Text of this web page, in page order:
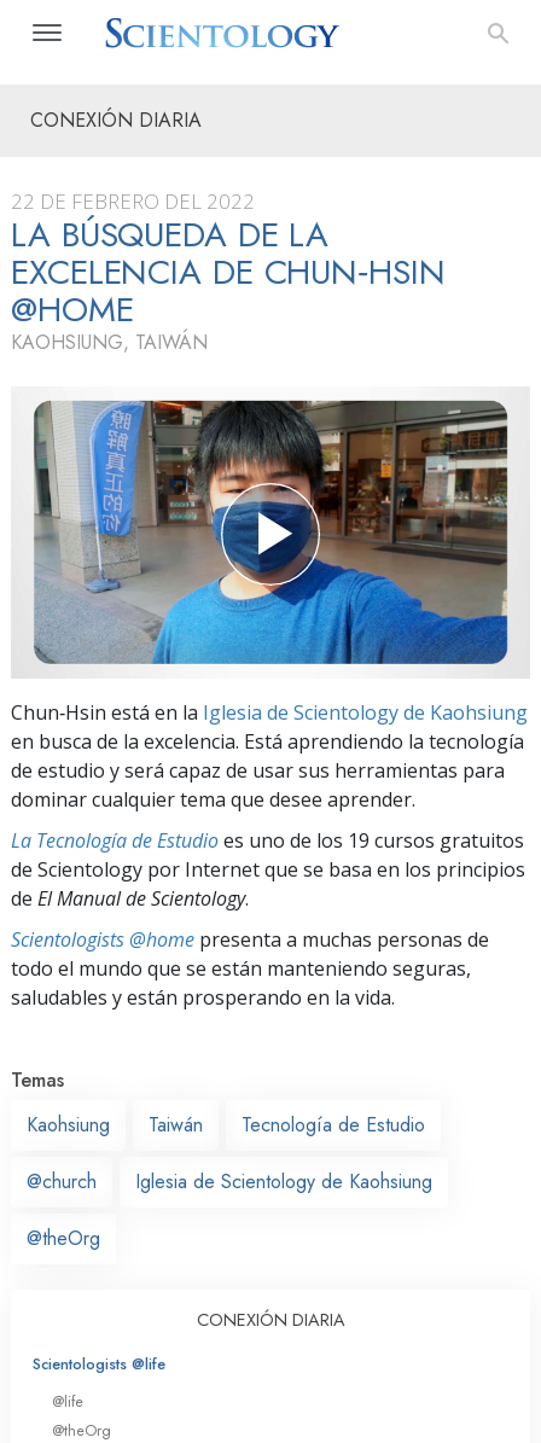
CONEXIÓN DIARIA
22 DE FEBRERO DEL 2022
LA BÚSQUEDA DE LA
EXCELENCIA DE CHUN‑HSIN
@HOME
KAOHSIUNG, TAIWÁN
Chun‑Hsin está en la Iglesia de Scientology de Kaohsiung
en busca de la excelencia. Está aprendiendo la tecnología
de estudio y será capaz de usar sus herramientas para
dominar cualquier tema que desee aprender.
La Tecnología de Estudioes uno de los 19 cursos gratuitos
de Scientology por Internet que se basa en los principios
de El Manual de Scientology.
Scientologists @home presenta a muchas personas de
todo el mundo que se están manteniendo seguras,
saludables y están prosperando en la vida.
Temas
Kaohsiung
Taiwán Tecnología de Estudio
@church Iglesia de Scientology de Kaohsiung
@theOrg
CONEXIÓN DIARIA
Scientologists @life
@life
@theOrg